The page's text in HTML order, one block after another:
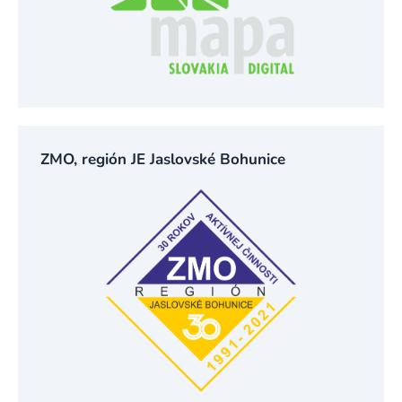
ZMO, región JE Jaslovské Bohunice